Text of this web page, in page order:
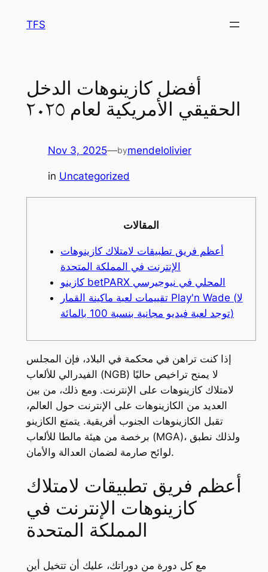
TFS
أفضل كازينوهات الدخل
الحقيقي الأمريكية لعام ٢٠٢٥
Nov 3, 2025—bymendelolivier
in Uncategorized
المقالات
أعظم فريق تطبيقات لامتلاك كازينوهات
الإنترنت في المملكة المتحدة
كازينو betPARX المحلي في نيوجيرسي
تقييمات لعبة ماكينة القمار Play'n Wade (لا
توجد لعبة فيديو مجانية بنسبة 100 بالمائة)
إذا كنت تراهن في محكمة في البلاد، فإن المجلس
الفيدرالي للألعاب (NGB) لا يمنح تراخيص حاليًا
لامتلاك كازينوهات على الإنترنت. ومع ذلك، من بين
العديد من الكازينوهات على الإنترنت حول العالم،
تقبل الكازينوهات الجنوب أفريقية. يتمتع الكازينو
برخصة من هيئة مالطا للألعاب (MGA)، ولذلك نطبق
لوائح صارمة لضمان العدالة والأمان.
أعظم فريق تطبيقات لامتلاك
كازينوهات الإنترنت في
المملكة المتحدة
مع كل دورة من دوراتك، عليك أن تتخيل أين